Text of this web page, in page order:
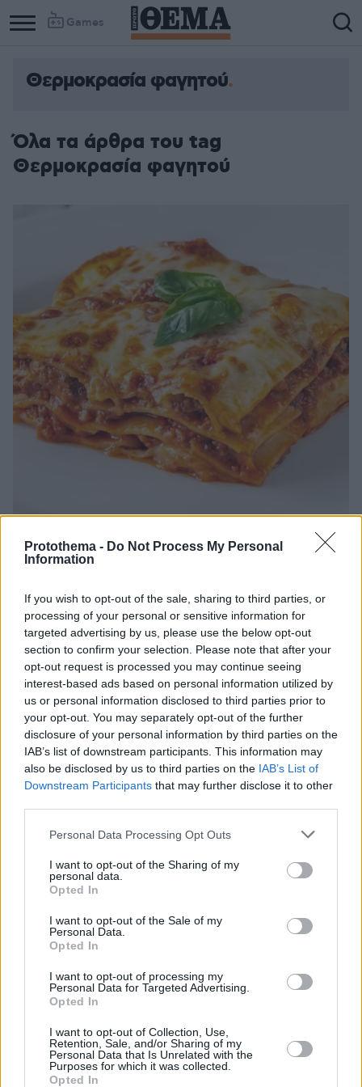
Protothema - Do Not Process My Personal
Information
If you wish to opt-out of the sale, sharing to third parties, or
processing of your personal or sensitive information for
targeted advertising by us, please use the below opt-out
section to confirm your selection. Please note that after your
opt-out request is processed you may continue seeing
interest-based ads based on personal information utilized by
us or personal information disclosed to third parties prior to
your opt-out. You may separately opt-out of the further
disclosure of your personal information by third parties on the
IAB’s list of downstream participants. This information may
also be disclosed by us to third parties on the IAB’s List of
Downstream Participants that may further disclose it to other
Please note that this website/app uses one or more Google
not limited to your visit or usage behaviour. You may click to
grant or deny consent to Google and its third-party tags to
use your data for below specified purposes in below Google
consent section.
Personal Data Processing Opt Outs
I want to opt-out of the Sharing of my
personal data.
Opted In
I want to opt-out of the Sale of my
Personal Data.
Opted In
I want to opt-out of processing my
Personal Data for Targeted Advertising.
Opted In
I want to opt-out of Collection, Use,
Retention, Sale, and/or Sharing of my
Personal Data that Is Unrelated with the
Purposes for which it was collected.
Opted In
Games
Θερμοκρασία φαγητού
Όλα τα άρθρα του tag
Θερμοκρασία φαγητού
δωματίου
Μπορεί κάποια φαγητά να είναι πιο απολαυστικά όταν
σερβίρονται καυτά ή παγωμένα, όμως ένα
εντυπωσιακό πλήθος καθημερινών πιάτων φτάνει στο
μέγιστο της γεύσης του όταν βρίσκεται σε
θερμοκρασία δωματίου
17.11.2025, 09:00
14.10.2025, 07:49